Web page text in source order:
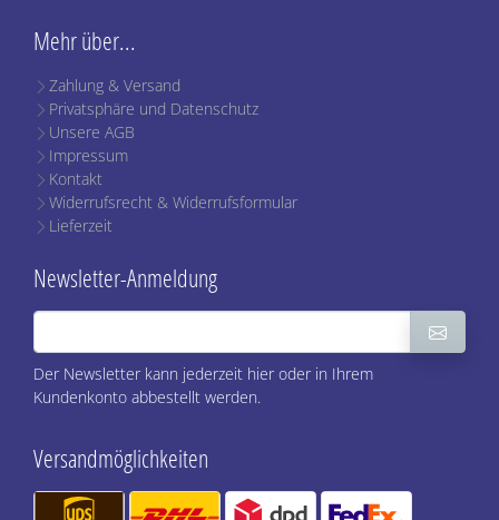
Mehr über...
Zahlung & Versand
Privatsphäre und Datenschutz
Unsere AGB
Impressum
Kontakt
Widerrufsrecht & Widerrufsformular
Lieferzeit
Newsletter-Anmeldung
Der Newsletter kann jederzeit hier oder in Ihrem
Kundenkonto abbestellt werden.
Versandmöglichkeiten